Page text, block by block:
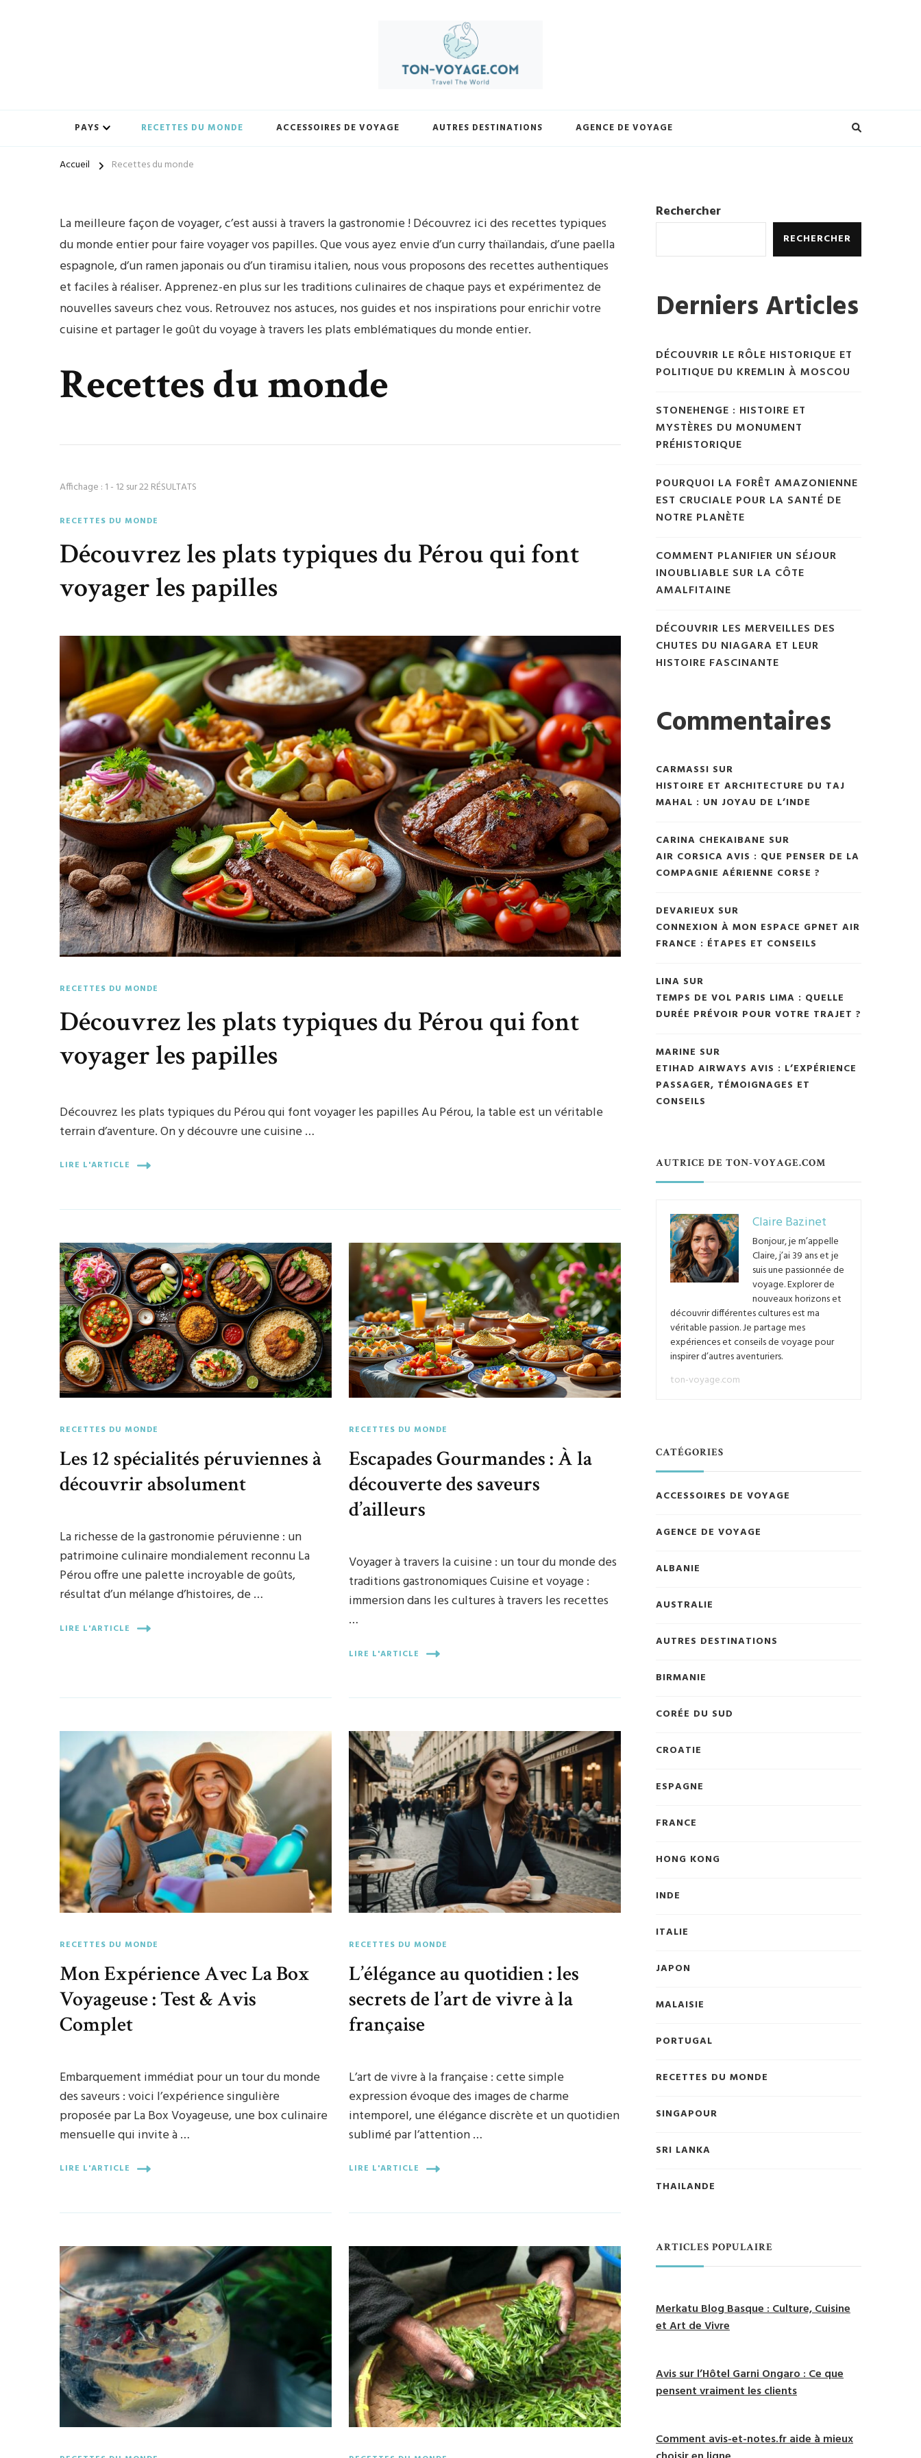
PAYS RECETTES DU MONDE ACCESSOIRES DE VOYAGE AUTRES DESTINATIONS AGENCE DE VOYAGE
Accueil Recettes du monde
La meilleure façon de voyager, c’est aussi à travers la gastronomie ! Découvrez ici des recettes typiques
du monde entier pour faire voyager vos papilles. Que vous ayez envie d’un curry thaïlandais, d’une paella
espagnole, d’un ramen japonais ou d’un tiramisu italien, nous vous proposons des recettes authentiques
et faciles à réaliser. Apprenez-en plus sur les traditions culinaires de chaque pays et expérimentez de
nouvelles saveurs chez vous. Retrouvez nos astuces, nos guides et nos inspirations pour enrichir votre
cuisine et partager le goût du voyage à travers les plats emblématiques du monde entier.
Recettes du monde
Affichage : 1 - 12 sur 22 RÉSULTATS
RECETTES DU MONDE
Découvrez les plats typiques du Pérou qui font
voyager les papilles
RECETTES DU MONDE
Découvrez les plats typiques du Pérou qui font
voyager les papilles
Découvrez les plats typiques du Pérou qui font voyager les papilles Au Pérou, la table est un véritable
terrain d’aventure. On y découvre une cuisine …
LIRE L'ARTICLE
RECETTES DU MONDE
Les 12 spécialités péruviennes à
découvrir absolument
La richesse de la gastronomie péruvienne : un
patrimoine culinaire mondialement reconnu La
Pérou offre une palette incroyable de goûts,
résultat d’un mélange d’histoires, de …
LIRE L'ARTICLE
RECETTES DU MONDE
Escapades Gourmandes : À la
découverte des saveurs
d’ailleurs
Voyager à travers la cuisine : un tour du monde des
traditions gastronomiques Cuisine et voyage :
immersion dans les cultures à travers les recettes
…
LIRE L'ARTICLE
RECETTES DU MONDE
Mon Expérience Avec La Box
Voyageuse : Test & Avis
Complet
Embarquement immédiat pour un tour du monde
des saveurs : voici l’expérience singulière
proposée par La Box Voyageuse, une box culinaire
mensuelle qui invite à …
LIRE L'ARTICLE
RECETTES DU MONDE
L’élégance au quotidien : les
secrets de l’art de vivre à la
française
L’art de vivre à la française : cette simple
expression évoque des images de charme
intemporel, une élégance discrète et un quotidien
sublimé par l’attention …
LIRE L'ARTICLE
Rechercher
RECHERCHER
Derniers Articles
DÉCOUVRIR LE RÔLE HISTORIQUE ET
POLITIQUE DU KREMLIN À MOSCOU
STONEHENGE : HISTOIRE ET
MYSTÈRES DU MONUMENT
PRÉHISTORIQUE
POURQUOI LA FORÊT AMAZONIENNE
EST CRUCIALE POUR LA SANTÉ DE
NOTRE PLANÈTE
COMMENT PLANIFIER UN SÉJOUR
INOUBLIABLE SUR LA CÔTE
AMALFITAINE
DÉCOUVRIR LES MERVEILLES DES
CHUTES DU NIAGARA ET LEUR
HISTOIRE FASCINANTE
Commentaires
CARMASSI SUR
HISTOIRE ET ARCHITECTURE DU TAJ
MAHAL : UN JOYAU DE L’INDE
CARINA CHEKAIBANE SUR
AIR CORSICA AVIS : QUE PENSER DE LA
COMPAGNIE AÉRIENNE CORSE ?
DEVARIEUX SUR
CONNEXION À MON ESPACE GPNET AIR
FRANCE : ÉTAPES ET CONSEILS
LINA SUR
TEMPS DE VOL PARIS LIMA : QUELLE
DURÉE PRÉVOIR POUR VOTRE TRAJET ?
MARINE SUR
ETIHAD AIRWAYS AVIS : L’EXPÉRIENCE
PASSAGER, TÉMOIGNAGES ET
CONSEILS
AUTRICE DE TON-VOYAGE.COM
Claire Bazinet
Bonjour, je m’appelle
Claire, j’ai 39 ans et je
suis une passionnée de
voyage. Explorer de
nouveaux horizons et
découvrir différentes cultures est ma
véritable passion. Je partage mes
expériences et conseils de voyage pour
inspirer d’autres aventuriers.
ton-voyage.com
CATÉGORIES
ACCESSOIRES DE VOYAGE
AGENCE DE VOYAGE
ALBANIE
AUSTRALIE
AUTRES DESTINATIONS
BIRMANIE
CORÉE DU SUD
CROATIE
ESPAGNE
FRANCE
HONG KONG
INDE
ITALIE
JAPON
MALAISIE
PORTUGAL
RECETTES DU MONDE
SINGAPOUR
SRI LANKA
THAILANDE
ARTICLES POPULAIRE
Merkatu Blog Basque : Culture, Cuisine
et Art de Vivre
Avis sur l’Hôtel Garni Ongaro : Ce que
pensent vraiment les clients
Comment avis-et-notes.fr aide à mieux